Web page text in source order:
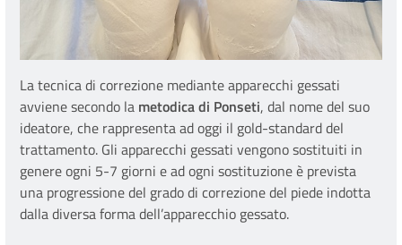
La tecnica di correzione mediante apparecchi gessati
avviene secondo la metodica di Ponseti, dal nome del suo
ideatore, che rappresenta ad oggi il gold-standard del
trattamento. Gli apparecchi gessati vengono sostituiti in
genere ogni 5-7 giorni e ad ogni sostituzione è prevista
una progressione del grado di correzione del piede indotta
dalla diversa forma dell’apparecchio gessato.